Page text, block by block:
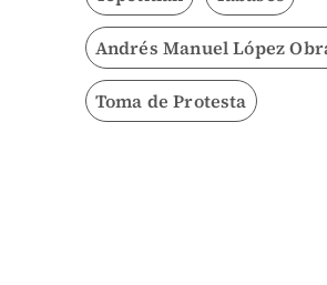
Andrés Manuel López
Toma de Protesta